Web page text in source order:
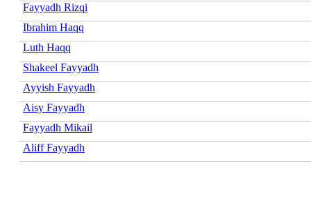
Fayyadh Rizqi
Ibrahim Haqq
Luth Haqq
Shakeel Fayyadh
Ayyish Fayyadh
Aisy Fayyadh
Fayyadh Mikail
Aliff Fayyadh